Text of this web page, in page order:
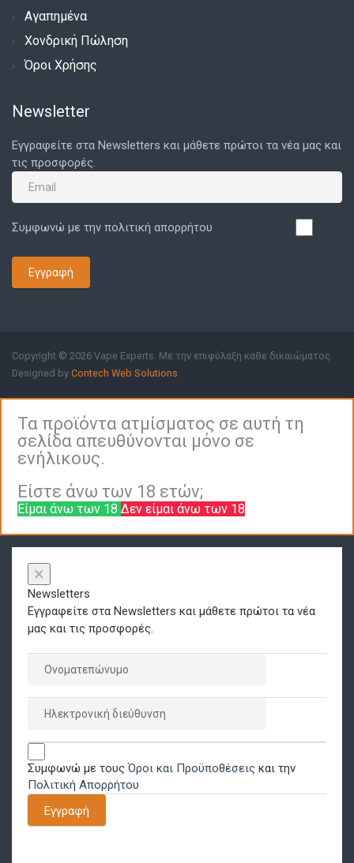
Αγαπημένα
Χονδρική Πώληση
Όροι Χρήσης
Newsletter
Εγγραφείτε στα Newsletters και μάθετε πρώτοι τα νέα μας και
τις προσφορές.
Συμφωνώ με την πολιτική απορρήτου
Εγγραφή
Copyright © 2026 Vape Experts. Με την επιφύλαξη κάθε δικαιώματος.
Designed by Contech Web Solutions
Τα προϊόντα ατμίσματος σε αυτή τη
σελίδα απευθύνονται μόνο σε
ενήλικους.
Είστε άνω των 18 ετών;
Είμαι άνω των 18 Δεν είμαι άνω των 18
×
Newsletters
Εγγραφείτε στα Newsletters και μάθετε πρώτοι τα νέα
μας και τις προσφορές.
Συμφωνώ με τουςΌροι και Προϋποθέσεις και την
Πολιτική Απορρήτου